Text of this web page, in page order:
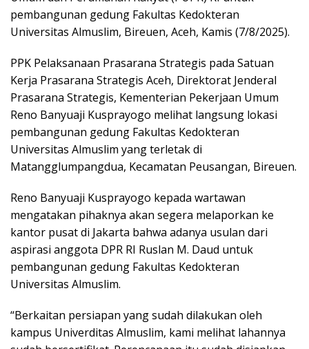
pembangunan gedung Fakultas Kedokteran
Universitas Almuslim, Bireuen, Aceh, Kamis (7/8/2025).
PPK Pelaksanaan Prasarana Strategis pada Satuan
Kerja Prasarana Strategis Aceh, Direktorat Jenderal
Prasarana Strategis, Kementerian Pekerjaan Umum
Reno Banyuaji Kusprayogo melihat langsung lokasi
pembangunan gedung Fakultas Kedokteran
Universitas Almuslim yang terletak di
Matangglumpangdua, Kecamatan Peusangan, Bireuen.
Reno Banyuaji Kusprayogo kepada wartawan
mengatakan pihaknya akan segera melaporkan ke
kantor pusat di Jakarta bahwa adanya usulan dari
aspirasi anggota DPR RI Ruslan M. Daud untuk
pembangunan gedung Fakultas Kedokteran
Universitas Almuslim.
“Berkaitan persiapan yang sudah dilakukan oleh
kampus Univerditas Almuslim, kami melihat lahannya